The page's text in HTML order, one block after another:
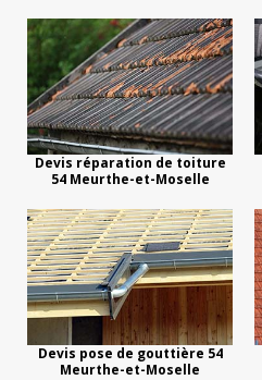
Devis réparation de toiture
54 Meurthe-et-Moselle
Devis pose de gouttière 54
Meurthe-et-Moselle